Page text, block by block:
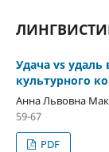
Удача vs
культурного
Анна Львовна
59-67
PDF